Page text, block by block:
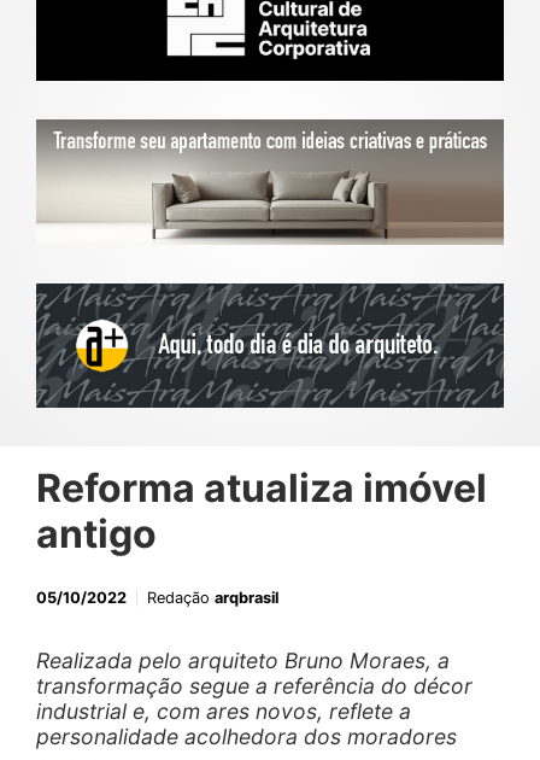
Reforma atualiza imóvel
antigo
05/10/2022 Redação arqbrasil
Realizada pelo arquiteto Bruno Moraes, a
transformação segue a referência do décor
industrial e, com ares novos, reflete a
personalidade acolhedora dos moradores